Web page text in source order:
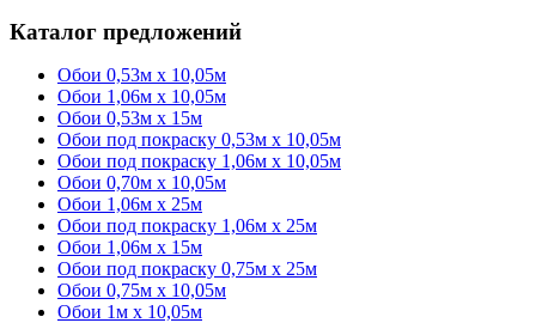
Каталог предложений
Обои 0,53м x 10,05м
Обои 1,06м х 10,05м
Обои 0,53м x 15м
Обои под покраску 0,53м x 10,05м
Обои под покраску 1,06м х 10,05м
Обои 0,70м x 10,05м
Обои 1,06м x 25м
Обои под покраску 1,06м x 25м
Обои 1,06м x 15м
Обои под покраску 0,75м x 25м
Обои 0,75м x 10,05м
Обои 1м х 10,05м